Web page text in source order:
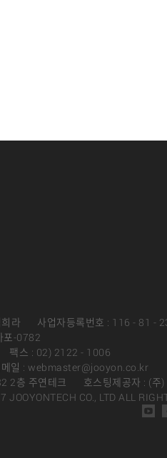
라
사업자등록번호 : 116 - 81 -
포-0782
팩스 : 02) 2122 - 1006
메일 : webmaster@jooyon.co.kr
2층 주연테크
호스팅제공자 : (주
CO., LTD ALL